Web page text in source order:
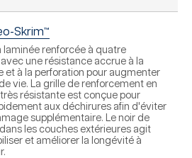
Skrim™
laminée renforcée à quatre
une résistance accrue à la
et à la perforation pour augmenter
vie. La grille de renforcement en
résistante est conçue pour
aux déchirures afin d'éviter
supplémentaire. Le noir de
les couches extérieures agit
et améliorer la longévité à